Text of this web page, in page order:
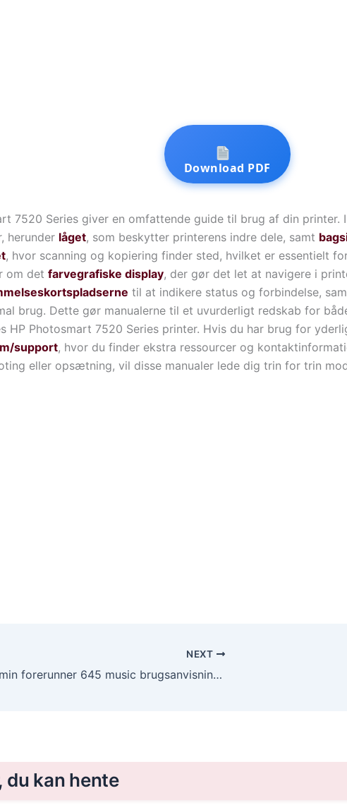
Download PDF
7520 Series giver en omfattende guide til brug af din
herunder låget, som beskytter printerens indre dele, samt
, hvor scanning og kopiering finder sted, hvilket er essentielt
om det farvegrafiske display, der gør det let at navigere i
til at indikere status og forbindelse,
brug. Dette gør manualerne til et uvurderligt redskab for
HP Photosmart 7520 Series printer. Hvis du har brug for
support, hvor du finder ekstra ressourcer og
eller opsætning, vil disse manualer lede dig trin for trin
NEXT
Downloade garmin forerunner 645 music brugsanvisning – Gratis, PDF
du kan hente